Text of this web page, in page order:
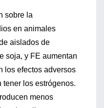
sobre la
en animales
aislados de
soja, y FE aumentan
los efectos adversos
tener los estrógenos.
menos